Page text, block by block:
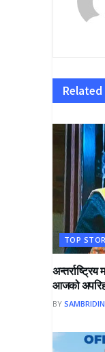
Related
TOP
आजको
BY